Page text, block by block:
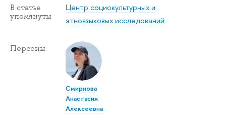
В статье
упомянуты
Центр социокультурных и
этноязыковых исследований
Персоны
Смирнова
Анастасия
Алексеевна